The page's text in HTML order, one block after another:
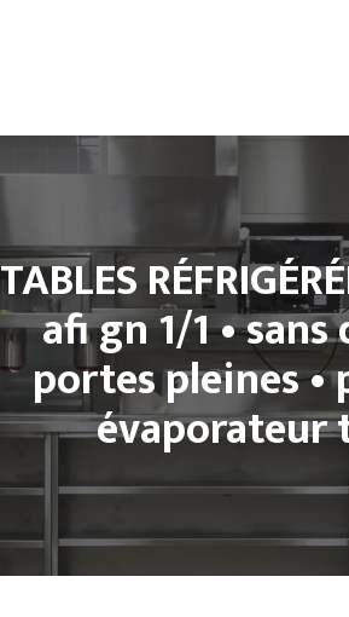
L’entreprise
Froid et Cuisine Pro
Matériels de cuisine
Notre Boutique
Contact
TABLES
afi gn 1/1 •
portes pleines •